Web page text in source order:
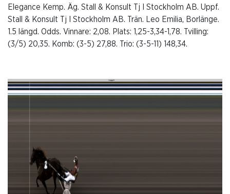
Elegance Kemp. Äg. Stall & Konsult Tj I Stockholm AB. Uppf.
Stall & Konsult Tj I Stockholm AB. Trän. Leo Emilia, Borlänge.
1.5 längd. Odds. Vinnare: 2,08. Plats: 1,25-3,34-1,78. Tvilling:
(3/5) 20,35. Komb: (3-5) 27,88. Trio: (3-5-11) 148,34.